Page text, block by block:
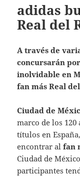
adidas
Real del
A través de
concursarán
inolvidable en
fan más Real
Ciudad de
marco de los
títulos en
encontrar alfan
Ciudad de
participantes